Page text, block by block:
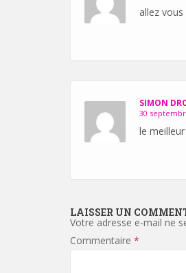
allez vous
SIMON
30
le
LAISSER UN
Votre adresse e-mail ne
Commentaire *